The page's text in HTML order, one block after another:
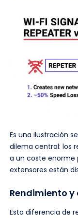
Es una ilustración
dilema central: los
a un coste enorme
extensores están
Rendimiento
Esta diferencia de